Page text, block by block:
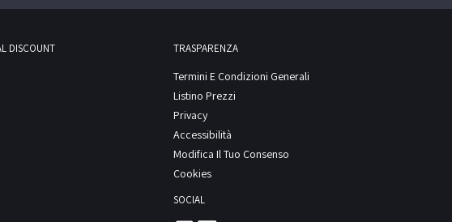
DISCOUNT TRASPARENZA
Termini E Condizioni Generali
Listino Prezzi
Privacy
Accessibilità
Modifica Il Tuo Consenso
Cookies
SOCIAL